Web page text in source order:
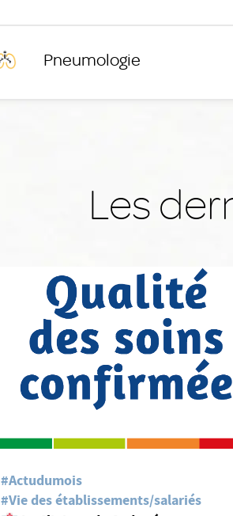
Pneumologie
Les
#Actudumois
#Vie des établissements/salariés